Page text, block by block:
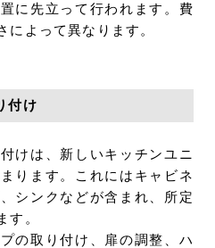
に先立って行われます。費
によって異なります。
付け
けは、新しいキッチンユニ
ります。これにはキャビネ
シンクなどが含まれ、所定
す。
の取り付け、扉の調整、ハ